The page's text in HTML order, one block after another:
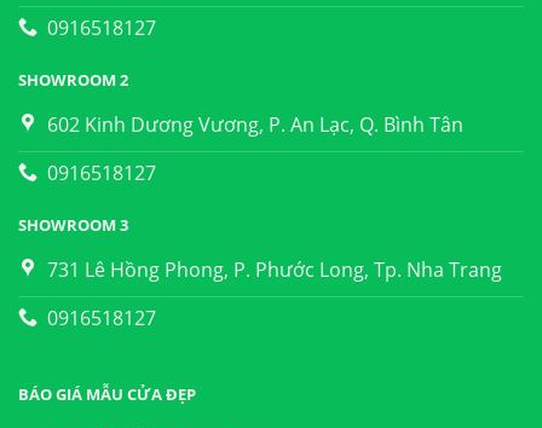
0916518127
SHOWROOM 2
602 Kinh Dương Vương, P. An Lạc, Q. Bình Tân
0916518127
SHOWROOM 3
731 Lê Hồng Phong, P. Phước Long, Tp. Nha Trang
0916518127
BÁO GIÁ MẪU CỬA ĐẸP